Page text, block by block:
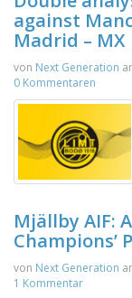
against
Madrid – MX
von Next Generation
0 Kommentaren
Mjällby AIF:
Champions’
von Next Generation
1 Kommentar